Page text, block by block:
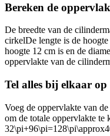
Bereken de
De breedte van de
cirkelDe lengte is de
hoogte 12 cm is en de
oppervlakte van de
Tel alles bij elkaar op
Voeg de oppervlakte van
om de totale oppervlakte te